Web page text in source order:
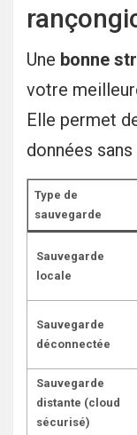
Une bonne
votre
Elle permet
données
Type de
sauvegarde
Sauvegarde
locale
Sauvegarde
déconnectée
Sauvegarde
distante (cloud
sécurisé)